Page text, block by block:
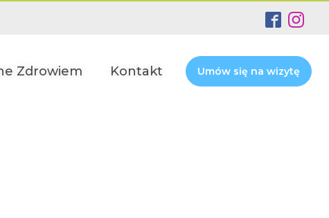
Zdrowiem Kontakt Umów się na wizytę